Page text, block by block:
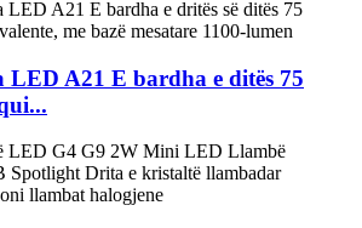
LED A21 E bardha e ditës 75